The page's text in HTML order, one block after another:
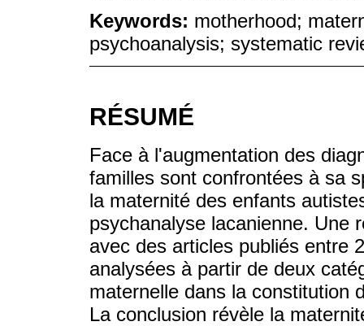
Keywords: motherhood;
psychoanalysis; systematic
RÉSUMÉ
Face à l'augmentation des
familles sont confrontées à sa
la maternité des enfants
psychanalyse lacanienne. Une
avec des articles publiés entre
analysées à partir de deux
maternelle dans la constitution
La conclusion révèle la